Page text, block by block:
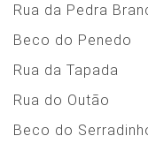
Rua da Pedra
Beco do Penedo
Rua da Tapada
Rua do Outão
Beco do